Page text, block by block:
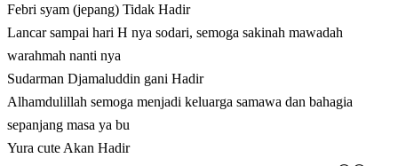
Febri syam (jepang) Tidak Hadir
Lancar sampai hari H nya sodari, semoga sakinah mawadah
warahmah nanti nya
Sudarman Djamaluddin gani Hadir
Alhamdulillah semoga menjadi keluarga samawa dan bahagia
sepanjang masa ya bu
Yura cuteAkan Hadir